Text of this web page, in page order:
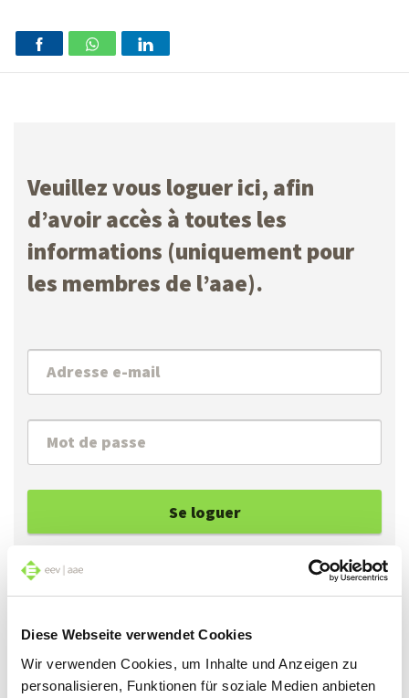
Diese Webseite verwendet Cookies
Wir verwenden Cookies, um Inhalte und Anzeigen zu
personalisieren, Funktionen für soziale Medien anbieten
Veuillez vous loguer ici, afin
d’avoir accès à toutes les
informations (uniquement pour
les membres de l’aae).
Se loguer
Réinitialiser le mot de passe
Si vous avez oublié votre mot de passe, vous
pouvez en obtenir un nouveau en cliquant sur
«Réinitialiser le mot de passe».